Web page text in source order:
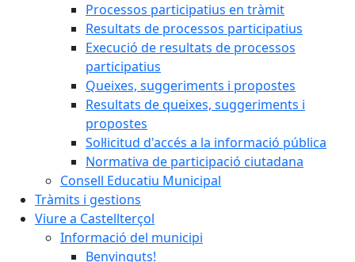
Processos participatius en tràmit
Resultats de processos participatius
Execució de resultats de processos
participatius
Queixes, suggeriments i propostes
Resultats de queixes, suggeriments i
propostes
Sol·licitud d'accés a la informació pública
Normativa de participació ciutadana
Consell Educatiu Municipal
Tràmits i gestions
Viure a Castellterçol
Informació del municipi
Benvinguts!